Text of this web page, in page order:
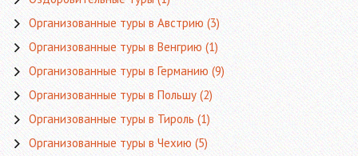
Организованные туры в Австрию(3)
Организованные туры в Венгрию(1)
Организованные туры в Германию(9)
Организованные туры в Польшу(2)
Организованные туры в Тироль(1)
Организованные туры в Чехию(5)